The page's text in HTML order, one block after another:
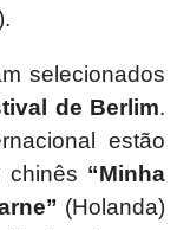
selecionados
de Berlim.
estão
chinês “Minha
(Holanda)